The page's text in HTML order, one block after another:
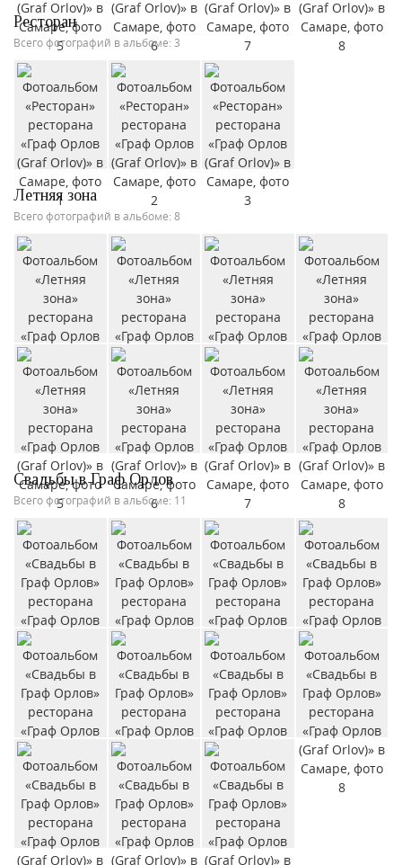
Ресторан
Всего фотографий в альбоме: 3
Летняя зона
Всего фотографий в альбоме: 8
Свадьбы в Граф Орлов
Всего фотографий в альбоме: 11